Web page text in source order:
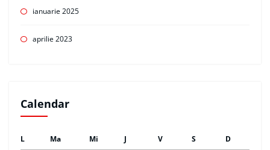
ianuarie 2025
aprilie 2023
Calendar
L Ma Mi J V S
D